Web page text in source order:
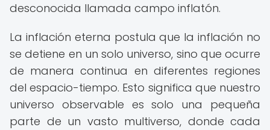
desconocida llamada campo inflatón.
La inflación eterna postula que la inflación no
se detiene en un solo universo, sino que ocurre
de manera continua en diferentes regiones
del espacio-tiempo. Esto significa que nuestro
universo observable es solo una pequeña
parte de un vasto multiverso, donde cada